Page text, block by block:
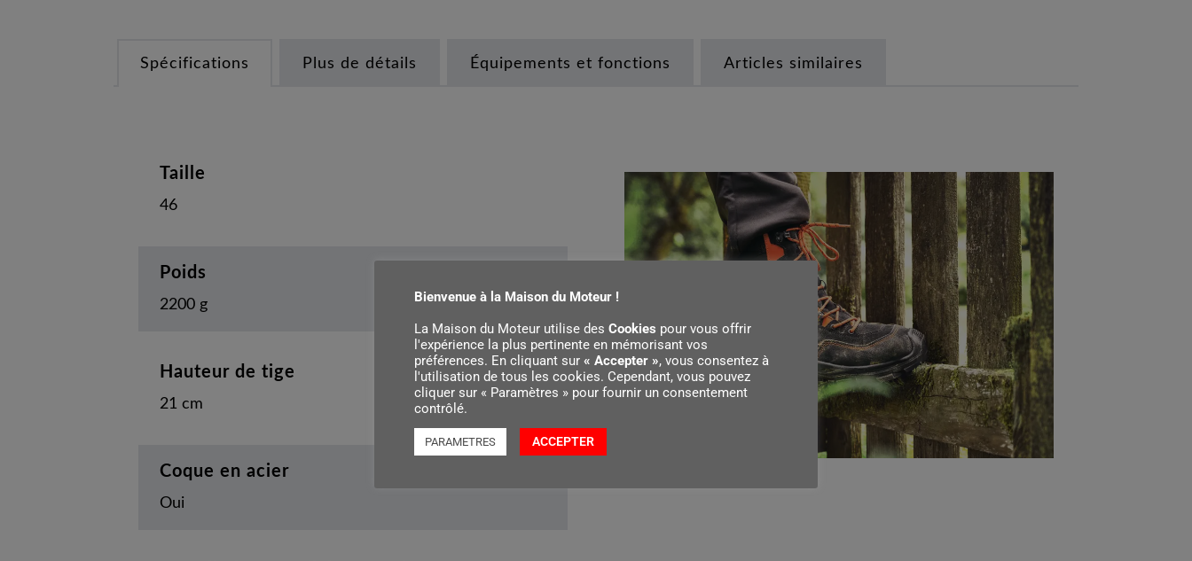
Spécifications Plus de détails Équipements et fonctions Articles similaires
Taille
46
Poids
2200 g
Hauteur de tige
21 cm
Coque en acier
Oui
Bienvenue à la Maison du Moteur !
La Maison du Moteur utilise des Cookies pour vous offrir
l'expérience la plus pertinente en mémorisant vos
préférences. En cliquant sur « Accepter », vous consentez à
l'utilisation de tous les cookies. Cependant, vous pouvez
cliquer sur « Paramètres » pour fournir un consentement
contrôlé.
PARAMETRES ACCEPTER